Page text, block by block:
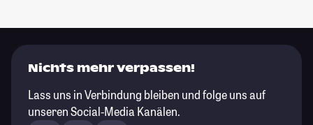
Nichts mehr verpassen!
Lass uns in Verbindung bleiben und folge uns auf
unseren Social-Media Kanälen.